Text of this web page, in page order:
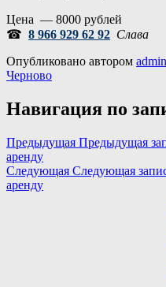
Цена — 8000 рублей
☎ 8 966 929 62 92 Слава
Опубликовано автором admin
Черново
Навигация по
Предыдущая Предыдущая
аренду
Следующая Следующая
аренду